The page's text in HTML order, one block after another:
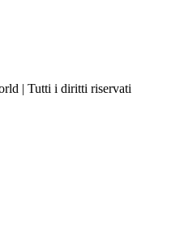
| Tutti i diritti riservati